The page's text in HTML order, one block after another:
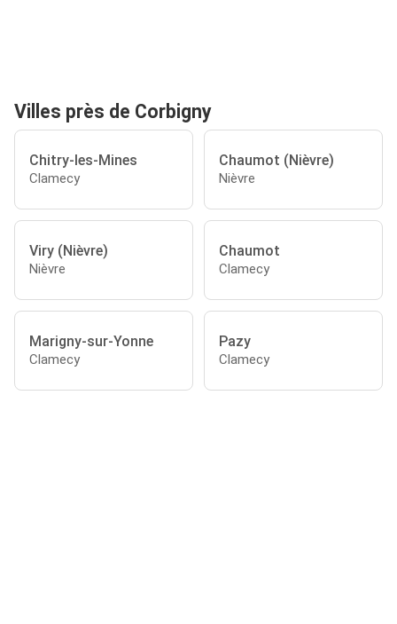
Villes près de Corbigny
Chitry-les-Mines
Clamecy
Chaumot (Nièvre)
Nièvre
Viry (Nièvre)
Nièvre
Chaumot
Clamecy
Marigny-sur-Yonne
Clamecy
Pazy
Clamecy